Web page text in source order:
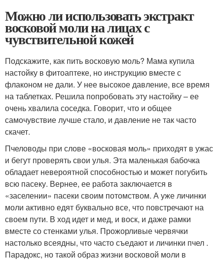
Можно ли использовать экстракт
восковой моли на лицах с
чувствительной кожей
Подскажите, как пить восковую моль? Мама купила
настойку в фитоаптеке, но инструкцию вместе с
флаконом не дали. У нее высокое давление, все время
на таблетках. Решила попробовать эту настойку – ее
очень хвалила соседка. Говорит, что и общее
самочувствие лучше стало, и давление не так часто
скачет.
Пчеловоды при слове «восковая моль» приходят в ужас
и бегут проверять свои улья. Эта маленькая бабочка
обладает невероятной способностью и может погубить
всю пасеку. Вернее, ее работа заключается в
«заселении» пасеки своим потомством. А уже личинки
моли активно едят буквально все, что повстречают на
своем пути. В ход идет и мед, и воск, и даже рамки
вместе со стенками улья. Прожорливые червячки
настолько всеядны, что часто съедают и личинки пчел .
Парадокс, но такой образ жизни восковой моли в